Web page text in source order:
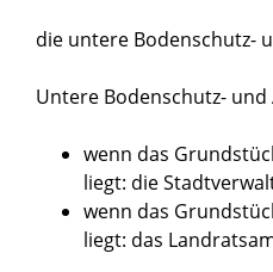
die untere Bodenschutz-
Untere Bodenschutz-
wenn das
liegt: die
wenn das
liegt: das